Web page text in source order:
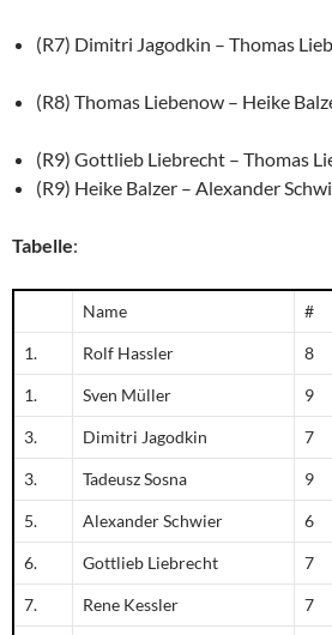
(R7) Dimitri Jagodkin – Thomas
(R8) Thomas Liebenow – Heike
(R9) Gottlieb Liebrecht – Thomas
(R9) Heike Balzer – Alexander
Tabelle:
Name #
1. Rolf Hassler 8
1. Sven Müller 9
3. Dimitri Jagodkin 7
3. Tadeusz Sosna 9
5. Alexander Schwier 6
6. Gottlieb Liebrecht 7
7. Rene Kessler 7